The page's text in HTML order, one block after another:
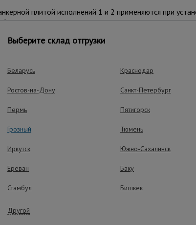
плитой исполнений 1 и 2 применяются при
анкерные шайбы по ГОСТ 24379.1-80, а
Важные преимущества –
Выберите склад отгрузки
Беларусь Краснодар
Ростов-на-Дону Санкт-Петербург
Пермь Пятигорск
Грозный Тюмень
Иркутск Южно-Сахалинск
Ереван Баку
Стамбул Бишкек
Другой